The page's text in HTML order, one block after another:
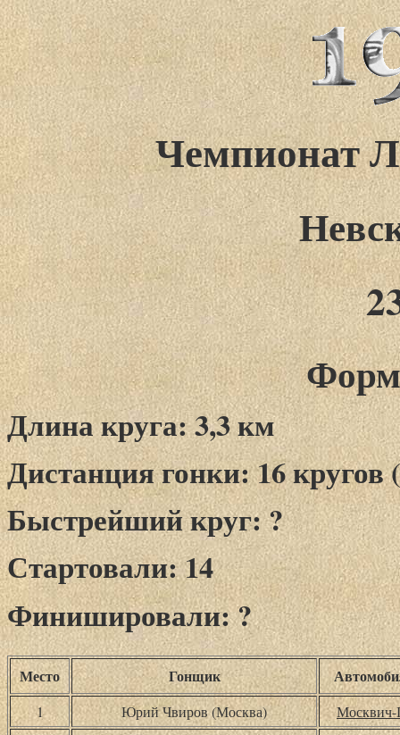
Чемпионат
Длина круга: 3,3 км
Дистанция гонки: 16 кругов
Быстрейший круг: ?
Стартовали: 14
Финишировали: ?
Место Гонщик
1 Юрий Чвиров (Москва)
Москвич-